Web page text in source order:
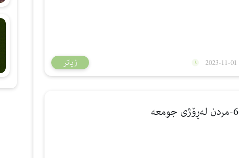
زیاتر 2023-11-01
6-مردن لەڕۆژی جومعه